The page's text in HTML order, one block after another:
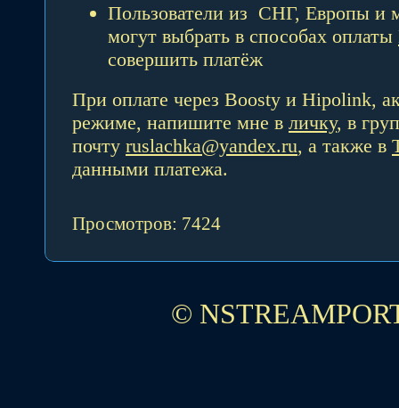
Пользователи из СНГ, Европы и
могут выбрать в способах оплаты
совершить платёж
При оплате через Boosty и Hipolink,
режиме, напишите мне в личку, в
почту ruslachka@yandex.ru, а также в
данными платежа.
Просмотров: 7424
©